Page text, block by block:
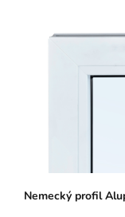
Nemecký profil